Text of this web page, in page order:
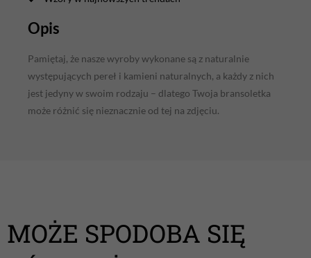
Opis
Pamiętaj, że nasze wyroby wykonane są z naturalnie
występujących pereł i kamieni naturalnych, a każdy z nich
jest jedyny w swoim rodzaju – dlatego Twoja bransoletka
może różnić się nieznacznie od tej na zdjęciu.
MOŻE SPODOBA SIĘ